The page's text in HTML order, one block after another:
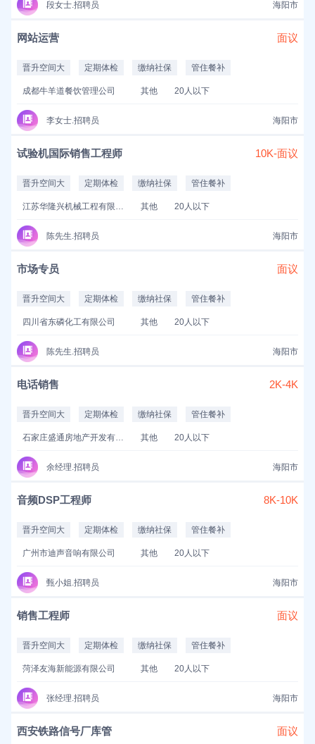
段女士.招聘员 海阳市
网站运营 面议
晋升空间大 定期体检 缴纳社保 管住餐补
成都牛羊道餐饮管理公司 其他 20人以下
李女士.招聘员 海阳市
试验机国际销售工程师 10K-面议
晋升空间大 定期体检 缴纳社保 管住餐补
江苏华隆兴机械工程有限公司 其他 20人以下
陈先生.招聘员 海阳市
市场专员 面议
晋升空间大 定期体检 缴纳社保 管住餐补
四川省东磷化工有限公司 其他 20人以下
陈先生.招聘员 海阳市
电话销售 2K-4K
晋升空间大 定期体检 缴纳社保 管住餐补
石家庄盛通房地产开发有限公司 其他 20人以下
余经理.招聘员 海阳市
音频DSP工程师 8K-10K
晋升空间大 定期体检 缴纳社保 管住餐补
广州市迪声音响有限公司 其他 20人以下
甄小姐.招聘员 海阳市
销售工程师 面议
晋升空间大 定期体检 缴纳社保 管住餐补
菏泽友海新能源有限公司 其他 20人以下
张经理.招聘员 海阳市
西安铁路信号厂库管 面议